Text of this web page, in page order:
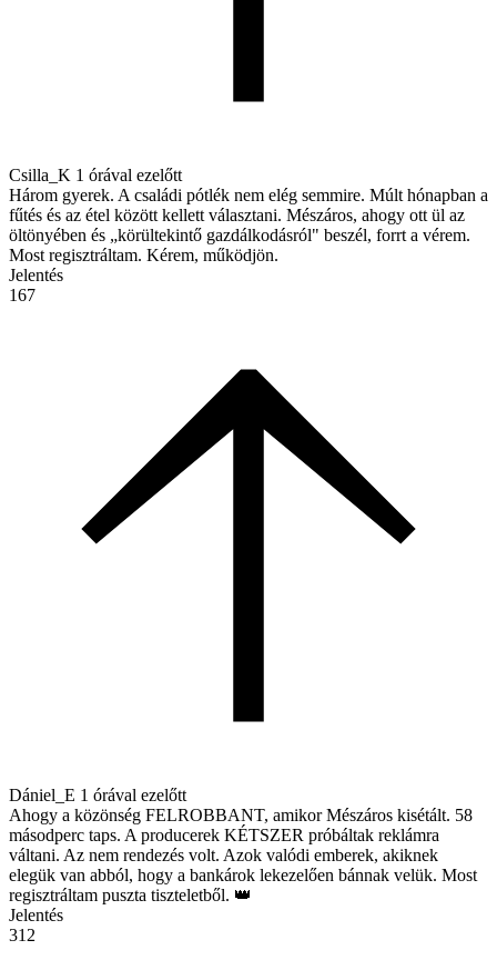
Csilla_K 1 órával ezelőtt
Három gyerek. A családi pótlék nem elég semmire. Múlt hónapban a
fűtés és az étel között kellett választani. Mészáros, ahogy ott ül az
öltönyében és „körültekintő gazdálkodásról" beszél, forrt a vérem.
Most regisztráltam. Kérem, működjön.
Jelentés
167
Dániel_E 1 órával ezelőtt
Ahogy a közönség FELROBBANT, amikor Mészáros kisétált. 58
másodperc taps. A producerek KÉTSZER próbáltak reklámra
váltani. Az nem rendezés volt. Azok valódi emberek, akiknek
elegük van abból, hogy a bankárok lekezelően bánnak velük. Most
regisztráltam puszta tiszteletből. 👑
Jelentés
312